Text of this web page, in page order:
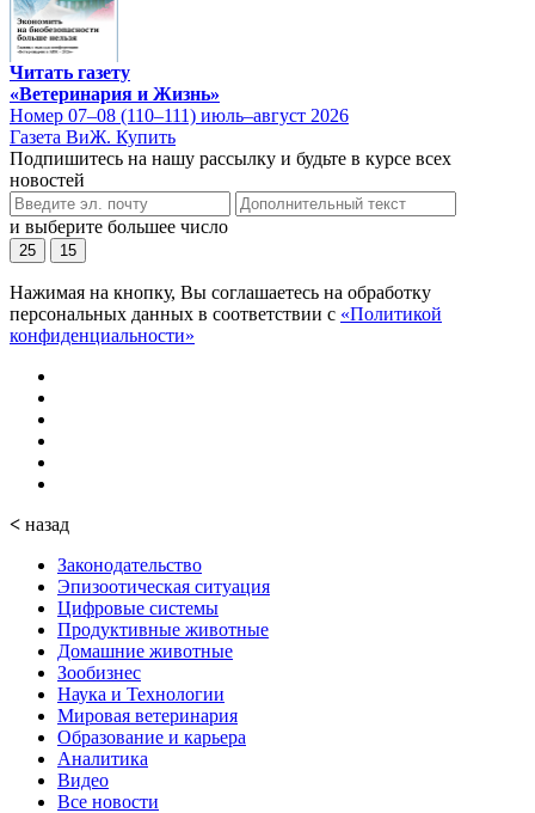
Читать газету
«Ветеринария и Жизнь»
Номер 07–08 (110–111) июль–август 2026
Газета ВиЖ. Купить
Подпишитесь на нашу рассылку и будьте в курсе всех
новостей
и выберите большее число
25 15
Нажимая на кнопку, Вы соглашаетесь на обработку
персональных данных в соответствии с «Политикой
конфиденциальности»
< назад
Законодательство
Эпизоотическая ситуация
Цифровые системы
Продуктивные животные
Домашние животные
Зообизнес
Наука и Технологии
Мировая ветеринария
Образование и карьера
Аналитика
Видео
Все новости